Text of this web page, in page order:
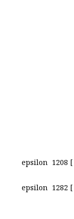
epsilon 1208 [
epsilon 1282 [